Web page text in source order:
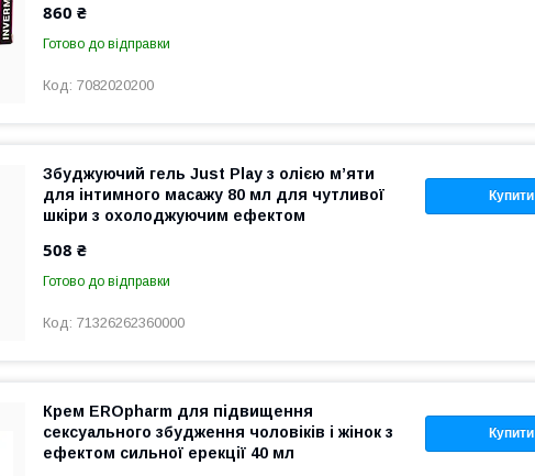
860 ₴
Готово до відправки
7082020200
Купити
Збуджуючий гель Just Play з олією м’яти
для інтимного масажу 80 мл для чутливої
шкіри з охолоджуючим ефектом
508 ₴
Готово до відправки
71326262360000
Купити
Крем EROpharm для підвищення
сексуального збудження чоловіків і жінок з
ефектом сильної ерекції 40 мл